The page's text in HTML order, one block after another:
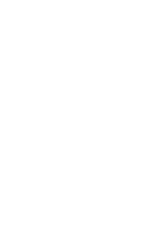
องผู้ซื้อ
ละรับประกันความมุ่งมั่นขอ
ม์เพื่อรับและจัดการคำสั่งได้